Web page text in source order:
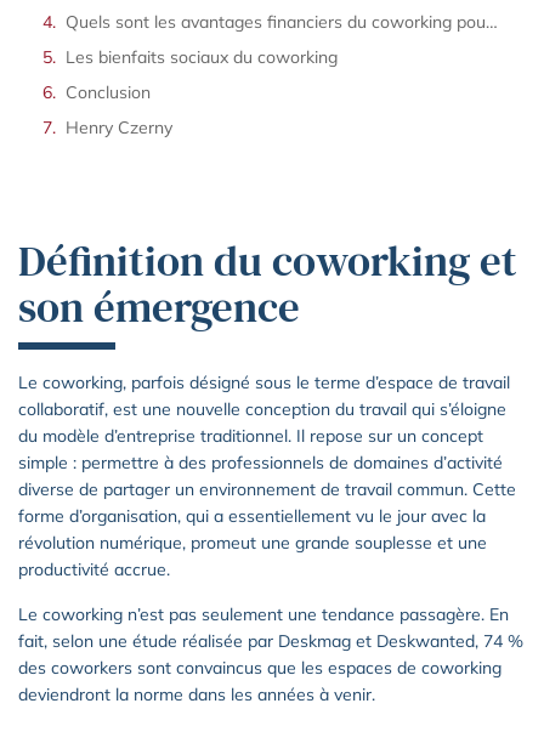
Quels sont les avantages financiers du coworking pour les entreprises ?
Les bienfaits sociaux du coworking
Conclusion
Henry Czerny
Définition du coworking et
son émergence
Le coworking, parfois désigné sous le terme d’espace de travail
collaboratif, est une nouvelle conception du travail qui s’éloigne
du modèle d’entreprise traditionnel. Il repose sur un concept
simple : permettre à des professionnels de domaines d’activité
diverse de partager un environnement de travail commun. Cette
forme d’organisation, qui a essentiellement vu le jour avec la
révolution numérique, promeut une grande souplesse et une
productivité accrue.
Le coworking n’est pas seulement une tendance passagère. En
fait, selon une étude réalisée par Deskmag et Deskwanted, 74 %
des coworkers sont convaincus que les espaces de coworking
deviendront la norme dans les années à venir.